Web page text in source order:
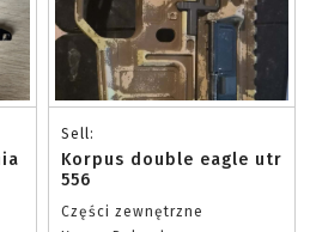
Sell:
Korpus double eagle utr
556
Części zewnętrzne